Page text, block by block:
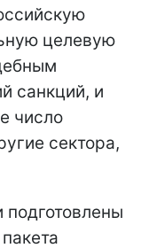
целевую
санкций, и
число
сектора,
подготовлены